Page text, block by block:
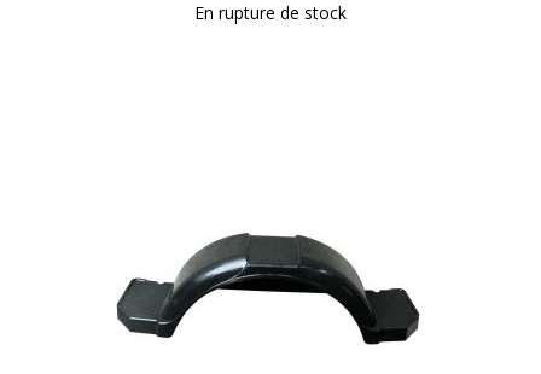
En rupture de stock